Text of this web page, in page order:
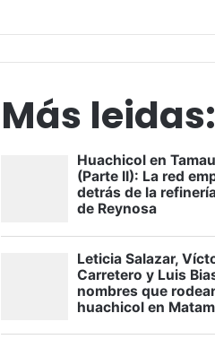
Más leidas: